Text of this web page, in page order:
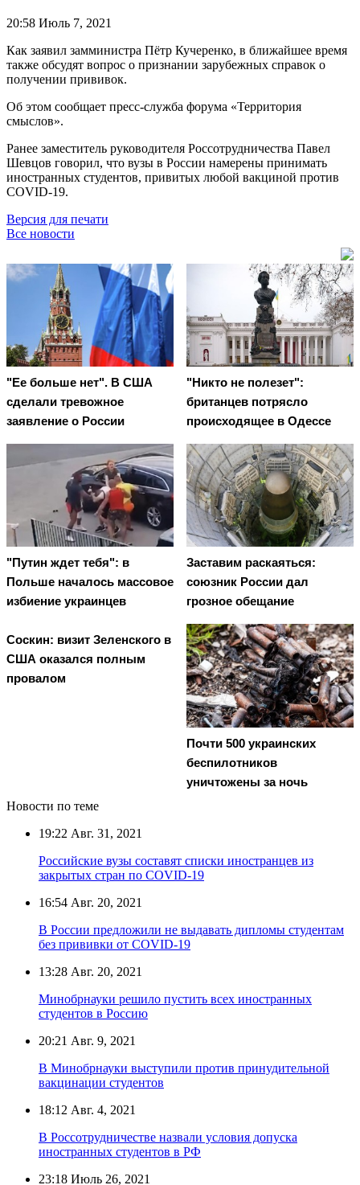
20:58 Июль 7, 2021
Как заявил замминистра Пётр Кучеренко, в ближайшее время
также обсудят вопрос о признании зарубежных справок о
получении прививок.
Об этом сообщает пресс-служба форума «Территория
смыслов».
Ранее заместитель руководителя Россотрудничества Павел
Шевцов говорил, что вузы в России намерены принимать
иностранных студентов, привитых любой вакциной против
COVID-19.
Версия для печати
Все новости
"Ее больше нет". В США
сделали тревожное
заявление о России
"Никто не полезет":
британцев потрясло
происходящее в Одессе
"Путин ждет тебя": в
Польше началось массовое
избиение украинцев
Заставим раскаяться:
союзник России дал
грозное обещание
Соскин: визит Зеленского в
США оказался полным
провалом
Почти 500 украинских
беспилотников
уничтожены за ночь
Новости по теме
19:22 Авг. 31, 2021
Российские вузы составят списки иностранцев из
закрытых стран по COVID-19
16:54 Авг. 20, 2021
В России предложили не выдавать дипломы студентам
без прививки от COVID-19
13:28 Авг. 20, 2021
Минобрнауки решило пустить всех иностранных
студентов в Россию
20:21 Авг. 9, 2021
В Минобрнауки выступили против принудительной
вакцинации студентов
18:12 Авг. 4, 2021
В Россотрудничестве назвали условия допуска
иностранных студентов в РФ
23:18 Июль 26, 2021